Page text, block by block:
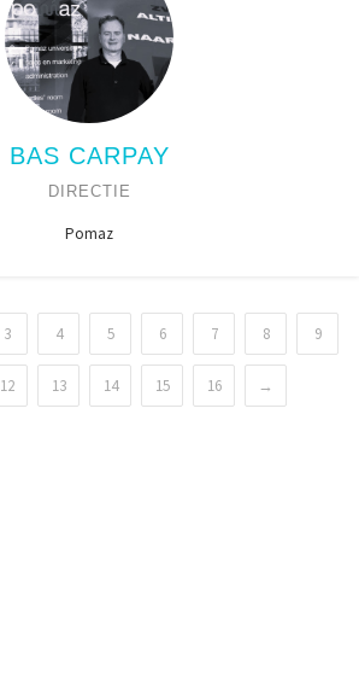
BAS CARPAY
DIRECTIE
Pomaz
3 4 5 6 7 8 9
12 13 14 15 16 →